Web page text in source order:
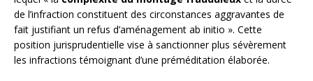
de l’infraction constituent des circonstances aggravantes de
fait justifiant un refus d’aménagement ab initio ». Cette
position jurisprudentielle vise à sanctionner plus sévèrement
les infractions témoignant d’une préméditation élaborée.